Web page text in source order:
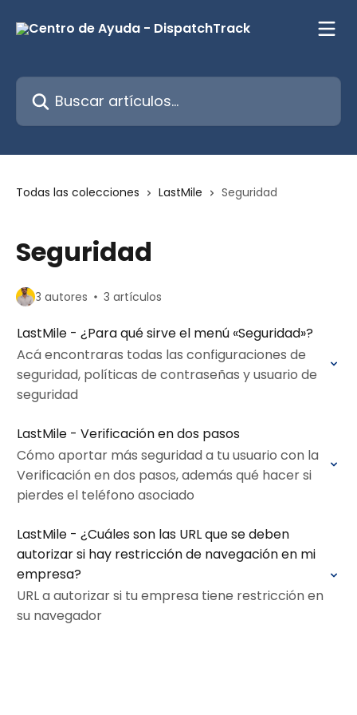
Buscar artículos...
Todas las colecciones LastMile Seguridad
Seguridad
3 autores 3 artículos
LastMile - ¿Para qué sirve el menú «Seguridad»?
Acá encontraras todas las configuraciones de
seguridad, políticas de contraseñas y usuario de
seguridad
LastMile - Verificación en dos pasos
Cómo aportar más seguridad a tu usuario con la
Verificación en dos pasos, además qué hacer si
pierdes el teléfono asociado
LastMile - ¿Cuáles son las URL que se deben
autorizar si hay restricción de navegación en mi
empresa?
URL a autorizar si tu empresa tiene restricción en
su navegador